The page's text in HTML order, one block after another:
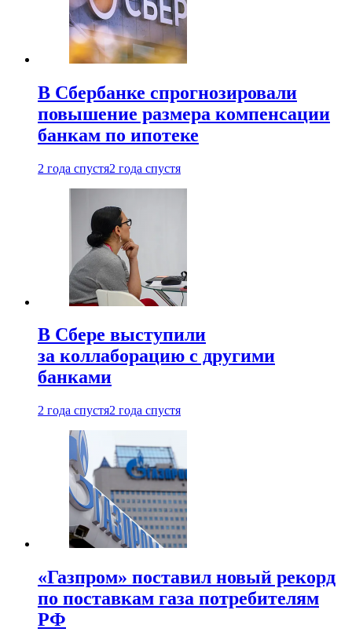
В Сбербанке спрогнозировали
повышение размера компенсации
банкам по ипотеке
2 года спустя2 года спустя
В Сбере выступили
за коллаборацию с другими
банками
2 года спустя2 года спустя
«Газпром» поставил новый рекорд
по поставкам газа потребителям
РФ